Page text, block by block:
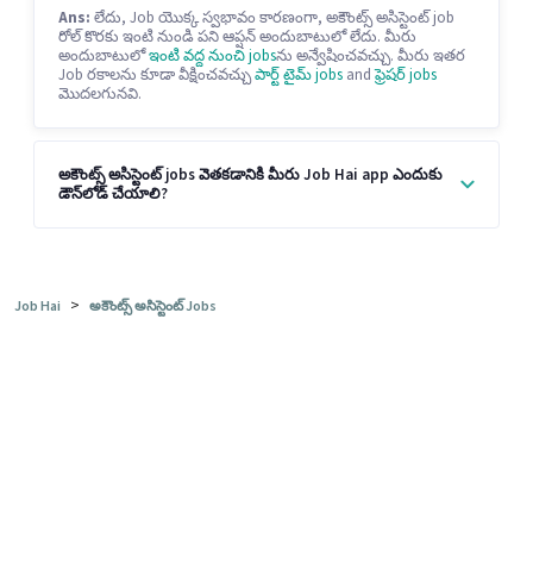
Ans: లేదు, Job యొక్క స్వభావం కారణంగా, అకౌంట్స్ అసిస్టెంట్ job
రోల్ కొరకు ఇంటి నుండి పని ఆప్షన్ అందుబాటులో లేదు. మీరు
అందుబాటులోఇంటి వద్ద నుంచి jobsను అన్వేషించవచ్చు. మీరు ఇతర
Job రకాలను కూడా వీక్షించవచ్చుపార్ట్ టైమ్ jobs andఫ్రెషర్ jobs
మొదలగునవి.
అకౌంట్స్ అసిస్టెంట్ jobs వెతకడానికి మీరు Job Hai app ఎందుకు
డౌన్‌లోడ్ చేయాలి?
Job Hai > అకౌంట్స్ అసిస్టెంట్ Jobs